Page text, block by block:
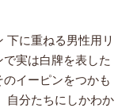
下に重ねる男性用リ
実は白牌を表した
イーピンをつかも
自分たちにしかわか